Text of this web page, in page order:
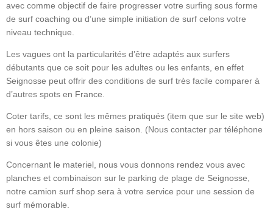
avec comme objectif de faire progresser votre surfing sous forme
de surf coaching ou d’une simple initiation de surf celons votre
niveau technique.
Les vagues ont la particularités d’être adaptés aux surfers
débutants que ce soit pour les adultes ou les enfants, en effet
Seignosse peut offrir des conditions de surf très facile comparer à
d’autres spots en France.
Coter tarifs, ce sont les mêmes pratiqués (item que sur le site web)
en hors saison ou en pleine saison. (Nous contacter par téléphone
si vous êtes une colonie)
Concernant le materiel, nous vous donnons rendez vous avec
planches et combinaison sur le parking de plage de Seignosse,
notre camion surf shop sera à votre service pour une session de
surf mémorable.